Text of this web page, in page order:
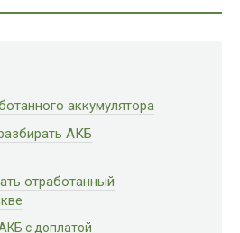
аккумулятора
АКБ
отработанный
с доплатой